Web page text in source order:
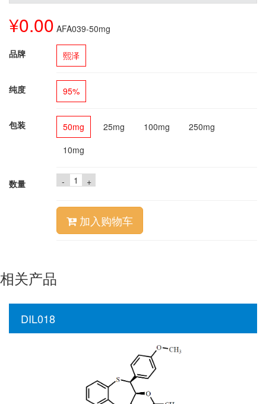
¥0.00 AFA039-50mg
品牌 熙泽
纯度 95%
包装 50mg 25mg 100mg
250mg
10mg
数量 - +
加入购物车
相关产品
DIL018